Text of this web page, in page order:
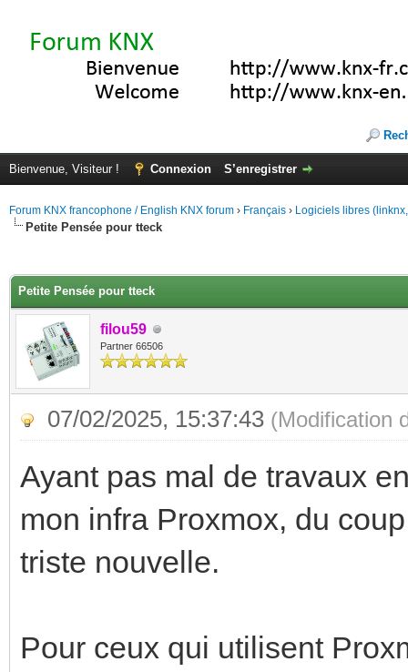
Bienvenue, Visiteur ! Connexion S’enregistrer
Forum KNX francophone / English KNX forum › Français › Logiciels libres
Petite Pensée pour tteck
Petite Pensée pour tteck
filou59
Partner 66506
07/02/2025, 15:37:43 (Modification
Ayant pas mal de travaux
mon infra Proxmox, du
triste nouvelle.
Pour ceux qui utilisent